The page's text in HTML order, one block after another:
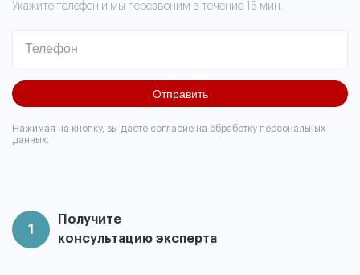
Укажите телефон и мы перезвоним в течение 15 мин.
Отправить
Нажимая на кнопку, вы даёте согласие на обработку персональных
данных.
1
Получите
консультацию эксперта